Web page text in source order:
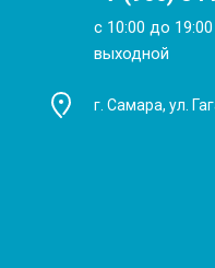
с 10:00 до
выходной
г. Самара, ул.